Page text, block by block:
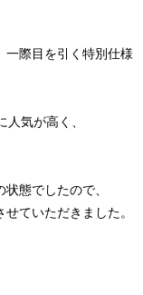
一際目を引く特別仕様
気が高く、
態でしたので、
ていただきました。